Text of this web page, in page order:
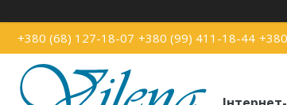
+380 (68) 127-18-07 +380 (99) 411-18-44